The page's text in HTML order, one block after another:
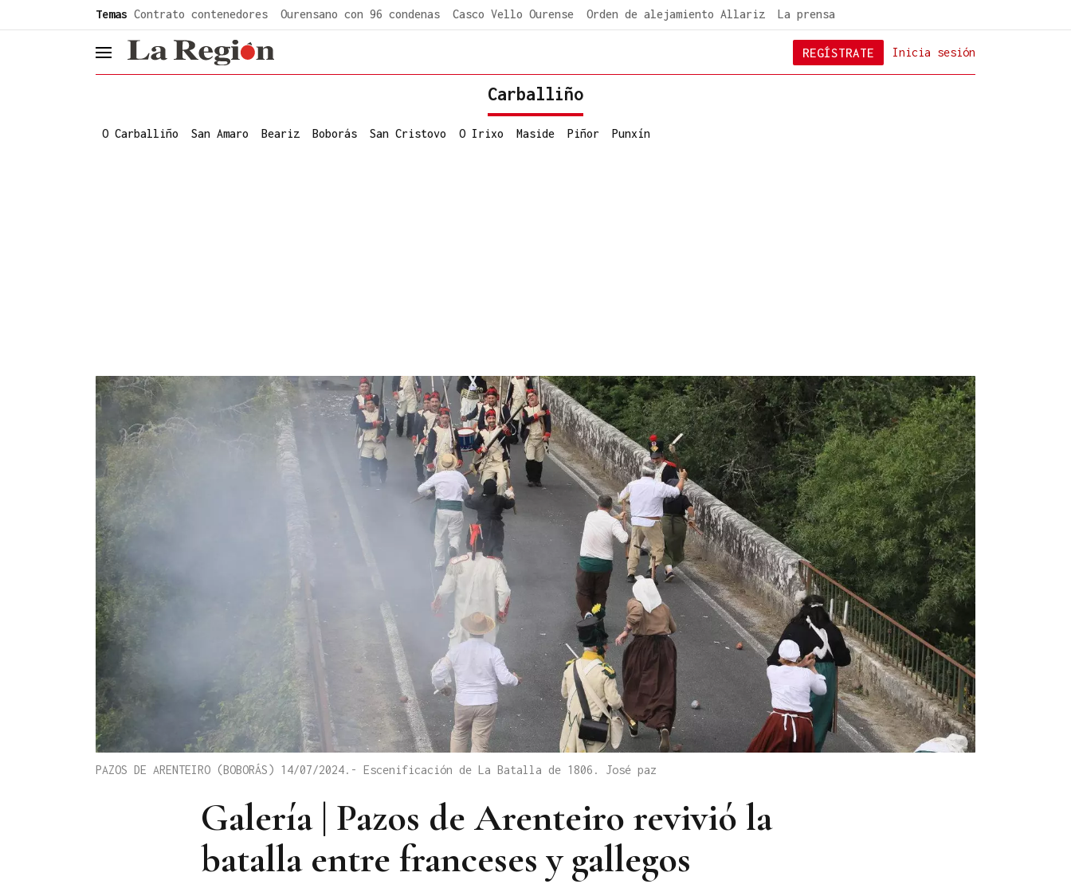
Temas Contrato contenedores Ourensano con 96 condenas Casco Vello Ourense Orden de alejamiento Allariz La prensa
header.menu.open Inicia sesión
REGÍSTRATE
Carballiño
O Carballiño San Amaro Beariz Boborás San Cristovo O Irixo Maside Piñor Punxín
PAZOS DE ARENTEIRO (BOBORÁS) 14/07/2024.- Escenificación de La Batalla de 1806. José paz
Galería | Pazos de Arenteiro revivió la
batalla entre franceses y gallegos